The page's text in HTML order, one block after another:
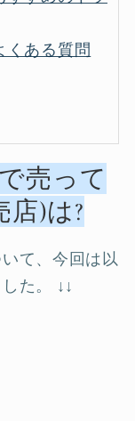
くある質問
売って
店)は?
て、今回は以
た。 ↓↓